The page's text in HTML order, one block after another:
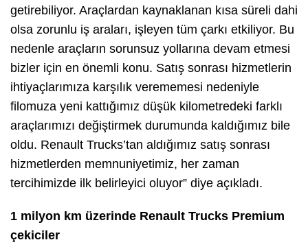
getirebiliyor. Araçlardan kaynaklanan kısa süreli dahi
olsa zorunlu iş araları, işleyen tüm çarkı etkiliyor. Bu
nedenle araçların sorunsuz yollarına devam etmesi
bizler için en önemli konu. Satış sonrası hizmetlerin
ihtiyaçlarımıza karşılık verememesi nedeniyle
filomuza yeni kattığımız düşük kilometredeki farklı
araçlarımızı değiştirmek durumunda kaldığımız bile
oldu. Renault Trucks’tan aldığımız satış sonrası
hizmetlerden memnuniyetimiz, her zaman
tercihimizde ilk belirleyici oluyor” diye açıkladı.
1 milyon km üzerinde Renault Trucks Premium
çekiciler